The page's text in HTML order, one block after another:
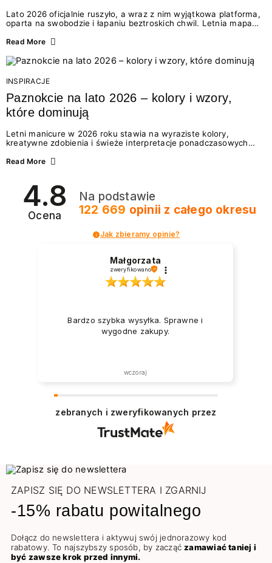
Lato 2026 oficjalnie ruszyło, a wraz z nim wyjątkowa platforma,
oparta na swobodzie i łapaniu beztroskich chwil. Letnia mapa
doświadczenia wakacji – od spontanicznych wyjazdów, przez
Motywem przewodnim jest eksplorowanie i kolekcjonowanie
letnich momentów. Z tej okazji przygotowaliśmy coś absolutnie
wyjątkowego: wielki konkurs z wakacje.pl oraz dawkę
najgorętszych trendów w...
Read More
INSPIRACJE
Paznokcie na lato 2026 – kolory i wzory,
które dominują
Letni manicure w 2026 roku stawia na wyraziste kolory,
kreatywne zdobienia i świeże interpretacje ponadczasowych
zarówno energetycznych odcieni inspirowanych wakacjami, jak
2026? Znajdź inspirację dla swojego manicure!
Read More
4.8
Ocena
Na podstawie
122 669 opinii z całego okresu
Jak zbieramy opinie?
Małgorzata
zweryfikowano
Bardzo szybka wysyłka. Sprawne i
wygodne zakupy.
wczoraj
zebranych i zweryfikowanych przez
ZAPISZ SIĘ DO NEWSLETTERA I ZGARNIJ
-15% rabatu powitalnego
Dołącz do newslettera i aktywuj swój jednorazowy kod
rabatowy. To najszybszy sposób, by zacząćzamawiać taniej i
być zawsze krok przed innymi.